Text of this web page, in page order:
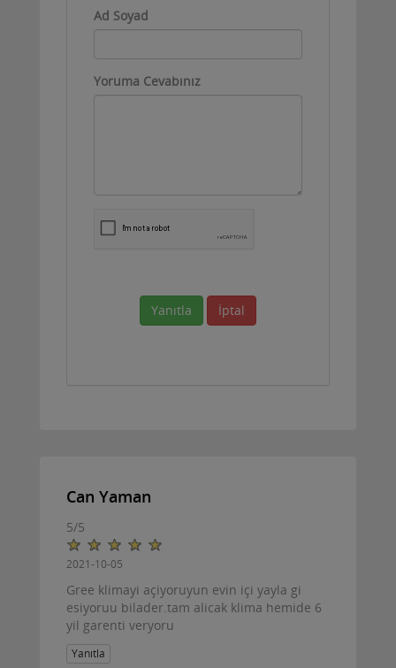
Ad Soyad
Yoruma Cevabınız
Yanıtla İptal
Can Yaman
5/5
2021-10-05
Gree klimayi açiyoruyun evin içi yayla gi
esiyoruu bilader.tam alicak klima hemide 6
yil garenti veryoru
Yanıtla